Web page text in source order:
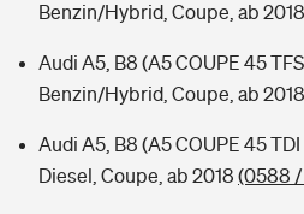
Benzin/Hybrid, Coupe, ab 2018
Audi A5, B8 (A5 COUPE 45
Benzin/Hybrid, Coupe, ab 2018
Audi A5, B8 (A5 COUPE 45 TDI
Diesel, Coupe, ab 2018 (0588 /